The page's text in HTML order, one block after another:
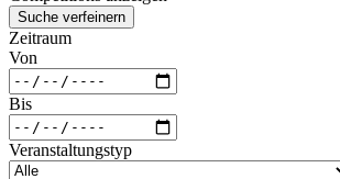
Suche verfeinern
Zeitraum
Von
Bis
Veranstaltungstyp